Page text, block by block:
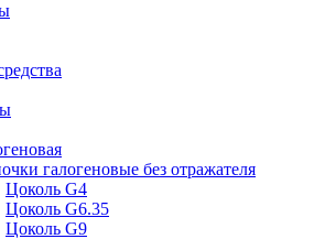
галогеновые без отражателя
Цоколь G4
Цоколь G6.35
Цоколь G9